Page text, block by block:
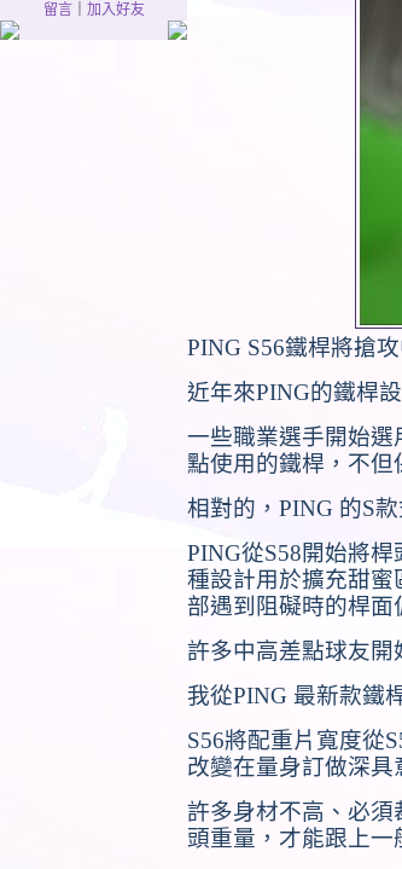
留言｜ 加入好友
PING S56鐵桿將搶
近年來PING的鐵桿
一些職業選手開始
點使用的鐵桿，不但
相對的， PING 的S
PING從S58開始將桿
種設計用於擴充甜蜜
部遇到阻礙時的桿面
許多中高差點球友開
我從PING 最新款鐵
S56將配重片寬度從
改變在量身訂做深具
許多身材不高、必
頭重量，才能跟上一